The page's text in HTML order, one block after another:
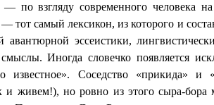
— по взгляду современного человека
тот самый лексикон, из которого и
эссеистики,
Иногда словечко появляется
известное». Соседство «прикида» и
и живем!), но ровно из этого сыра-бора